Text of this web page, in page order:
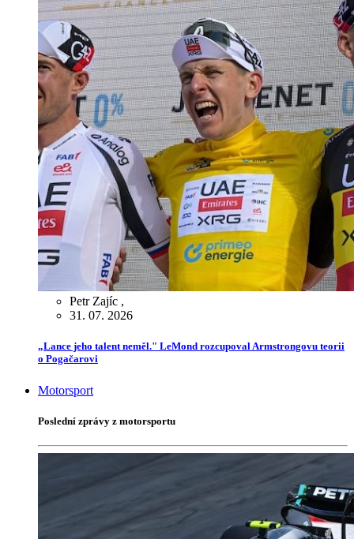
Petr Zajíc ,
31. 07. 2026
„Lance jeho talent neměl." LeMond rozcupoval Armstrongovu teorii
o Pogačarovi
Motorsport
Poslední zprávy z motorsportu